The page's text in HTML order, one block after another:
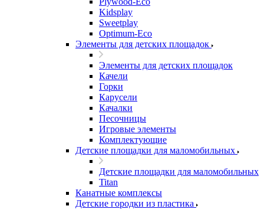
Kidsplay
Sweetplay
Оptimum-Еco
Элементы для детских площадок
Элементы для детских площадок
Качели
Горки
Карусели
Качалки
Песочницы
Игровые элементы
Комплектующие
Детские площадки для маломобильных
Детские площадки для маломобильных
Titan
Канатные комплексы
Детские городки из пластика